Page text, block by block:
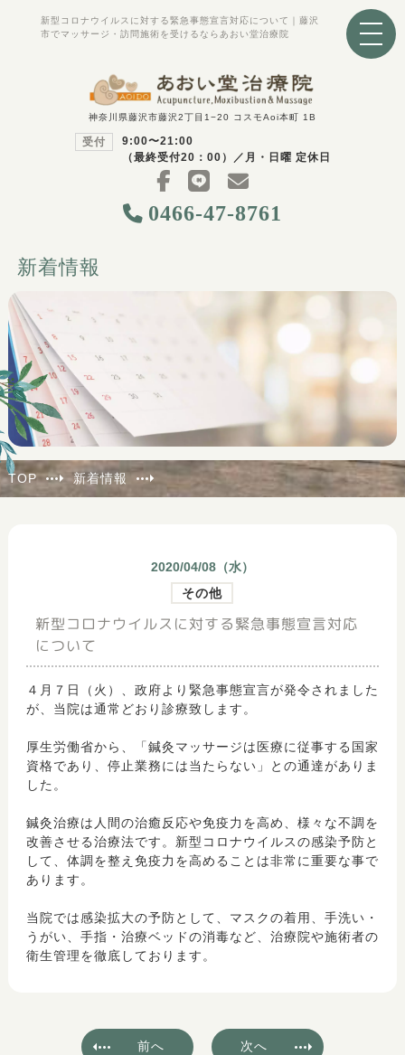
新型コロナウイルスに対する緊急事態宣言対応について｜藤沢
市でマッサージ・訪問施術を受けるならあおい堂治療院
神奈川県藤沢市藤沢2丁目1−20 コスモAoi本町 1B
受付
9:00〜21:00
（最終受付20：00）／月・日曜 定休日
0466-47-8761
新着情報
鍼灸施術
働く世代の健康サポート
高齢者に多いお悩み
肩こり
腰痛
通院が難しい方のための在宅施術
介護の現場を支える訪問施術
様用）
TOP 新着情報
2020/04/08（水）
その他
新型コロナウイルスに対する緊急事態宣言対応
について
４月７日（火）、政府より緊急事態宣言が発令されました
が、当院は通常どおり診療致します。
厚生労働省から、「鍼灸マッサージは医療に従事する国家
資格であり、停止業務には当たらない」との通達がありま
した。
鍼灸治療は人間の治癒反応や免疫力を高め、様々な不調を
改善させる治療法です。新型コロナウイルスの感染予防と
して、体調を整え免疫力を高めることは非常に重要な事で
あります。
当院では感染拡大の予防として、マスクの着用、手洗い・
うがい、手指・治療ベッドの消毒など、治療院や施術者の
衛生管理を徹底しております。
前へ 次へ